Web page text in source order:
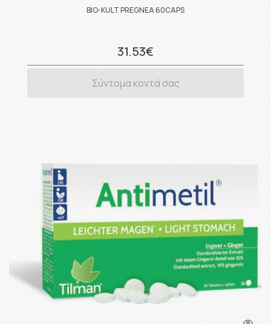
BIO-KULT PREGNEA 60CAPS
31.53€
Σύντομα κοντά σας